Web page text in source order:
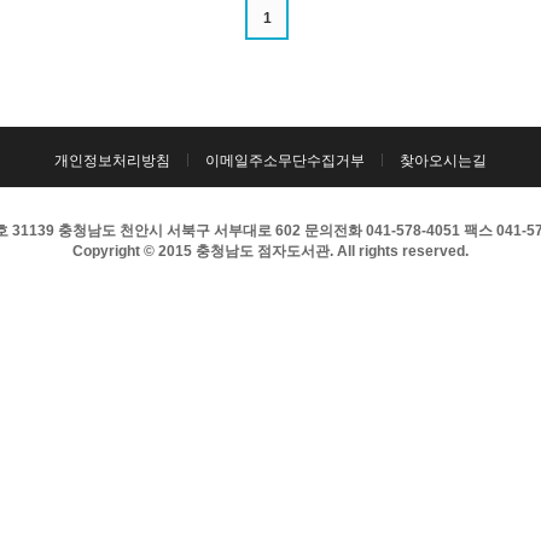
1
개인정보처리방침 이메일주소무단수집거부 찾아오시는길
31139 충청남도 천안시 서북구 서부대로 602 문의전화 041-578-4051 팩스 041-
Copyright © 2015 충청남도 점자도서관. All rights reserved.